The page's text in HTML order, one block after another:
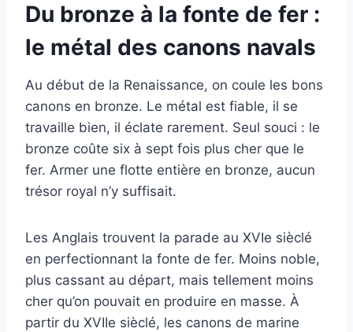
Du bronze à la fonte de fer :
le métal des canons navals
Au début de la Renaissance, on coule les bons
canons en bronze. Le métal est fiable, il se
travaille bien, il éclate rarement. Seul souci : le
bronze coûte six à sept fois plus cher que le
fer. Armer une flotte entière en bronze, aucun
trésor royal n’y suffisait.
Les Anglais trouvent la parade au XVIe sièclé
en perfectionnant la fonte de fer. Moins noble,
plus cassant au départ, mais tellement moins
cher qu’on pouvait en produire en masse. À
partir du XVIIe sièclé, les canons de marine